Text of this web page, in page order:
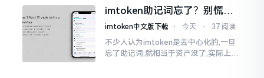
李鹏
imtoken助记词忘了？别慌，
这招能救你
imtoken中文版下载 ⋅ 今天 ⋅ 37 阅读
不少人认为imtoken是去中心化的,一旦
忘了助记词,就相当于资产没了,实际上这